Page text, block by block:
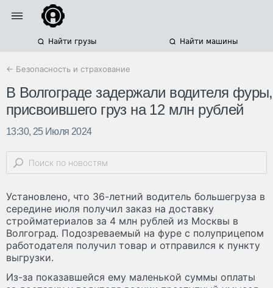
Найти грузы Найти машины
← Безопасность и страхование
В Волгограде задержали водителя фуры,
присвоившего груз на 12 млн рублей
13:30, 25 Июля 2024
Установлено, что 36-летний водитель большегруза в
середине июля получил заказ на доставку
стройматериалов за 4 млн рублей из Москвы в
Волгоград. Подозреваемый на фуре с полуприцепом
работодателя получил товар и отправился к пункту
выгрузки.
Из-за показавшейся ему маленькой суммы оплаты